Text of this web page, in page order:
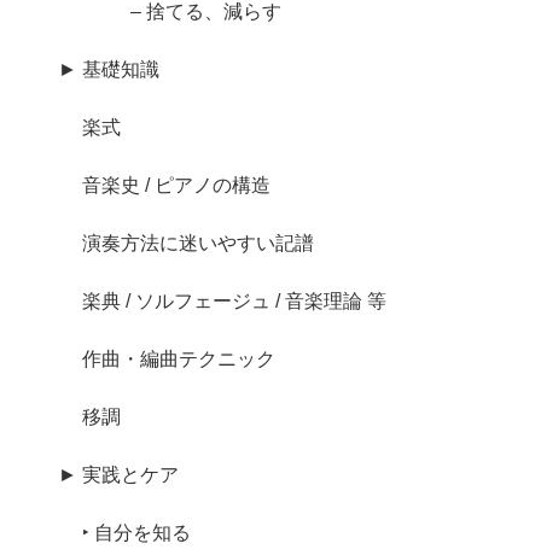
– 捨てる、減らす
► 基礎知識
楽式
音楽史 / ピアノの構造
演奏方法に迷いやすい記譜
楽典 / ソルフェージュ / 音楽理論 等
作曲・編曲テクニック
移調
► 実践とケア
‣ 自分を知る